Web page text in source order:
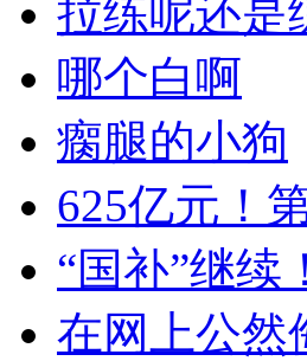
拉练呢还是
哪个白啊
瘸腿的小狗
625亿元！
“国补”继续
在网上公然